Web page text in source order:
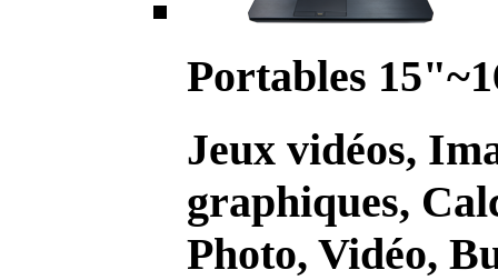
Portables
Jeux vidéos,
graphiques,
Photo, Vidéo,